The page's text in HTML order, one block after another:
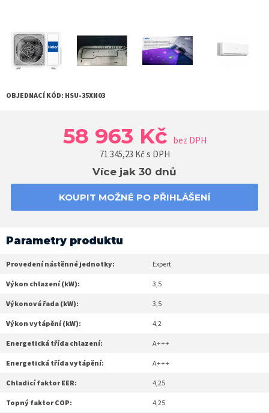
OBJEDNACÍ KÓD: HSU-35XN03
58 963 Kč bez DPH
71 345,23 Kč s DPH
Více jak 30 dnů
KOUPIT MOŽNÉ PO PŘIHLÁŠENÍ
Parametry produktu
Provedení nástěnné jednotky: Expert
Výkon chlazení (kW): 3,5
Výkonová řada (kW): 3,5
Výkon vytápění (kW): 4,2
Energetická třída chlazení: A+++
Energetická třída vytápění: A+++
Chladicí faktor EER: 4,25
Topný faktor COP: 4,25